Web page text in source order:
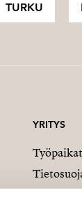
TURKU
YRITYS
Työpaikat